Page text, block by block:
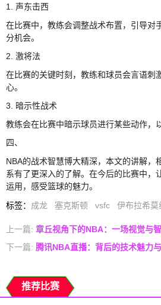
1. 声东击西
在比赛中，教练会调整战术布置，引导对
分机会。
2. 激将法
在比赛的关键时刻，教练和球员会言语刺
心。
3. 暗示性战术
教练会在比赛中暗示球员进行某些动作，
四、
NBA的战术智慧博大精深，本文的讲解，
系有了更深入的了解。在今后的比赛中，
运用，感受篮球的魅力。
标签： 成龙 塞克斯顿 vsfc 伊布拉希莫
上一篇: 章丘视角下的NBA：一场视觉与
下一篇: 腾讯NBA直播：背后的技术魅力
推荐比赛